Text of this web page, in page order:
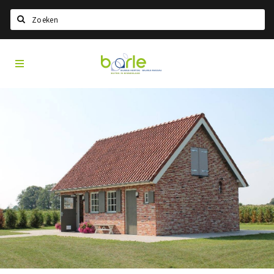
Home
Visit Baarle Shop
Bon d'achat Enclave
Événements
Manger
Boire
Visit
Baarle